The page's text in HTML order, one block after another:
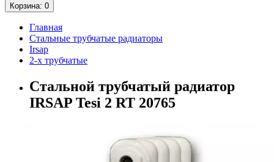
Корзина: 0
Главная
Стальные трубчатые радиаторы
Irsap
2-х трубчатые
Стальной трубчатый радиатор
IRSAP Tesi 2 RT 20765